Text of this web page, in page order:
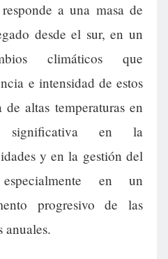
a una masa de
desde el sur, en un
climáticos que
e intensidad de estos
altas temperaturas en
significativa en la
y en la gestión del
en un
progresivo de las
anuales.